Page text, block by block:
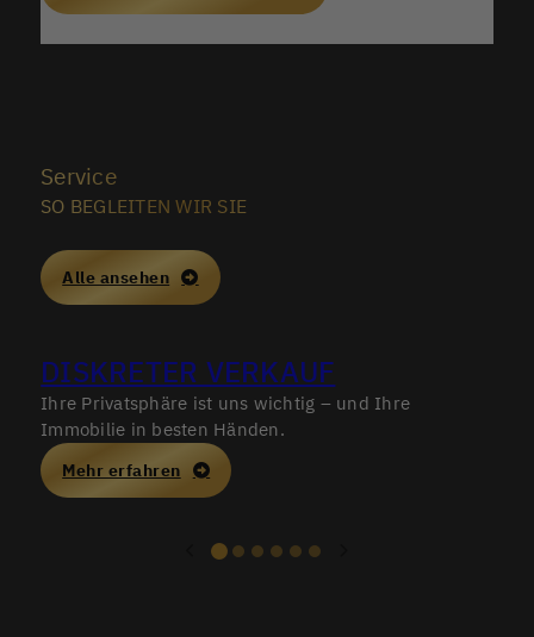
Service
SO BEGLEITEN WIR SIE
Alle ansehen
DISKRETER VERKAUF
Ihre Privatsphäre ist uns wichtig – und Ihre
Immobilie in besten Händen.
Mehr erfahren